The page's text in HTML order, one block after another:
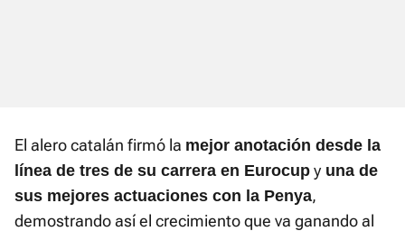
El alero catalán firmó la mejor anotación desde la
línea de tres de su carrera en Eurocup y una de
sus mejores actuaciones con la Penya,
demostrando así el crecimiento que va ganando al